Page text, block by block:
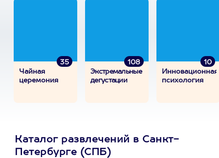
35
Чайная
церемония
108
Экстремальные
дегустации
10
Инновационная
психология
Каталог развлечений в Санкт-
Петербурге (СПБ)